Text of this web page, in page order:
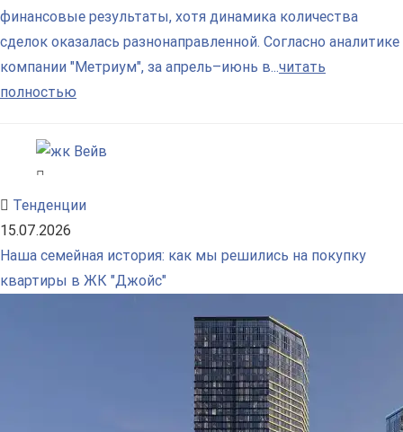
финансовые результаты, хотя динамика количества
сделок оказалась разнонаправленной. Согласно аналитике
компании "Метриум", за апрель–июнь в...читать
полностью
Тенденции
15.07.2026
Наша семейная история: как мы решились на покупку
квартиры в ЖК "Джойс"